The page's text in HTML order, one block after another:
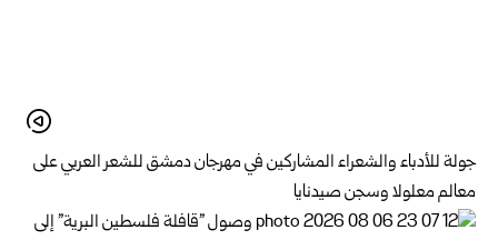
جولة للأدباء والشعراء المشاركين في مهرجان دمشق للشعر العربي على
معالم معلولا وسجن صيدنايا